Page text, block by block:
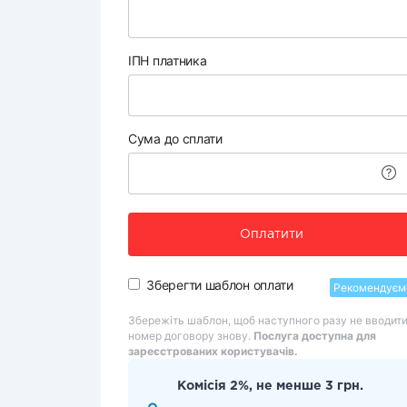
ІПН платника
Сума до сплати
Оплатити
Зберегти шаблон оплати
Збережіть шаблон, щоб наступного разу не вводити
номер договору знову. Послуга доступна для
зареєстрованих користувачів.
Комісія 2%, не менше 3 грн.